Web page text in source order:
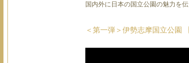
国内外に日本の国立公園の魅力を
＜第一弾＞伊勢志摩国立公園